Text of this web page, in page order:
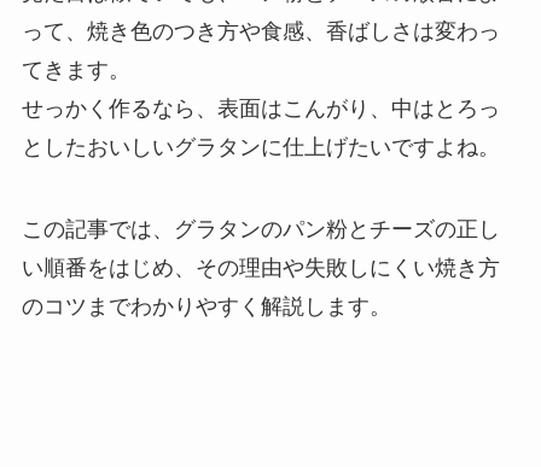
って、焼き色のつき方や食感、香ばしさは変わっ
てきます。
せっかく作るなら、表面はこんがり、中はとろっ
としたおいしいグラタンに仕上げたいですよね。
この記事では、グラタンのパン粉とチーズの正し
い順番をはじめ、その理由や失敗しにくい焼き方
のコツまでわかりやすく解説します。